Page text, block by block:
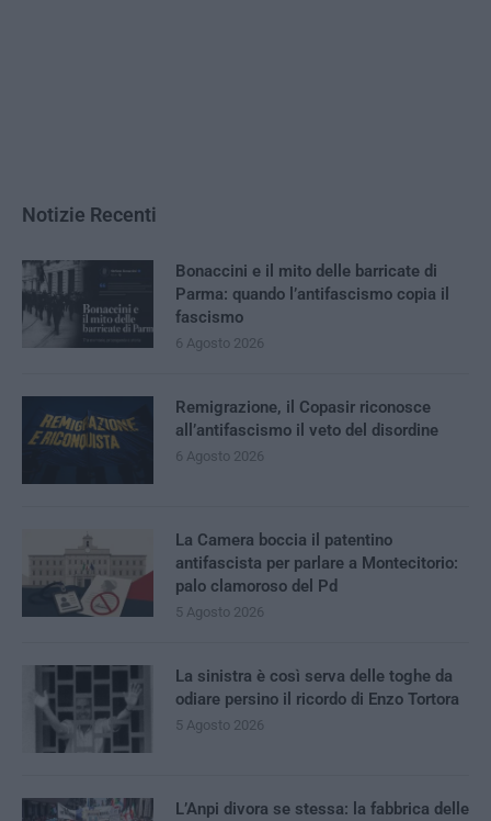
Notizie Recenti
Bonaccini e il mito delle barricate di
Parma: quando l’antifascismo copia il
fascismo
6 Agosto 2026
Remigrazione, il Copasir riconosce
all’antifascismo il veto del disordine
6 Agosto 2026
La Camera boccia il patentino
antifascista per parlare a Montecitorio:
palo clamoroso del Pd
5 Agosto 2026
La sinistra è così serva delle toghe da
odiare persino il ricordo di Enzo Tortora
5 Agosto 2026
L’Anpi divora se stessa: la fabbrica delle